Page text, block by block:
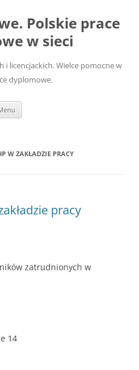
Polskie prace
w sieci
i licencjackich. Wielce pomocne w
dyplomowe.
W ZAKŁADZIE PRACY
pracy
zatrudnionych w
14